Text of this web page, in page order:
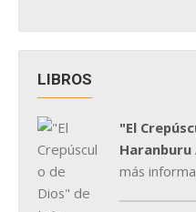
LIBROS
"El
más